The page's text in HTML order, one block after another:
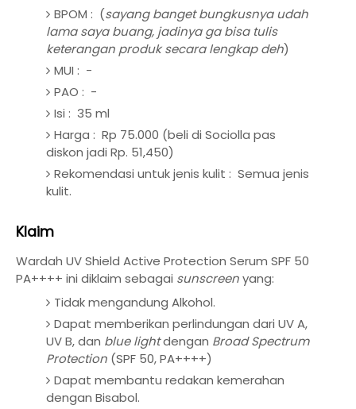
BPOM : (sayang banget bungkusnya udah
lama saya buang, jadinya ga bisa tulis
keterangan produk secara lengkap deh)
MUI : -
PAO : -
Isi : 35 ml
Harga : Rp 75.000 (beli di Sociolla pas
diskon jadi Rp. 51,450)
Rekomendasi untuk jenis kulit : Semua jenis
kulit.
Klaim
Wardah UV Shield Active Protection Serum SPF 50
PA++++ ini diklaim sebagai sunscreenyang:
Tidak mengandung Alkohol.
Dapat memberikan perlindungan dari UV A,
UV B, dan blue lightdengan Broad Spectrum
Protection (SPF 50, PA++++)
Dapat membantu redakan kemerahan
dengan Bisabol.